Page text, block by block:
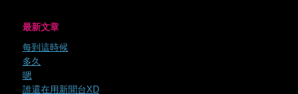
最新文章
每到這時候
多久
嗯
誰還在用新聞台XD